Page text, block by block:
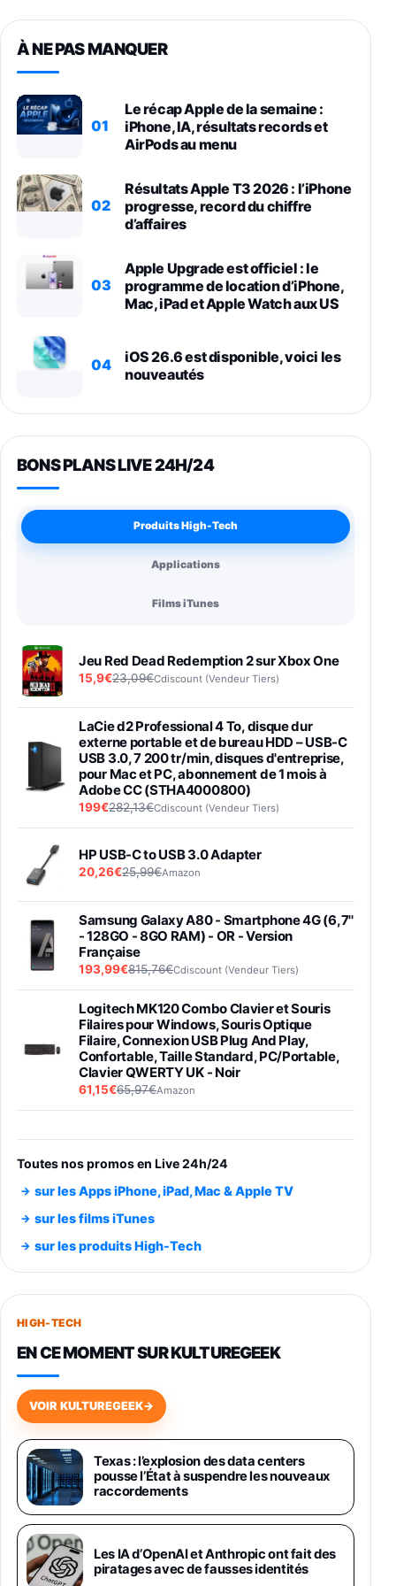
À NE PAS MANQUER
01
Le récap Apple de la semaine :
iPhone, IA, résultats records et
AirPods au menu
02
Résultats Apple T3 2026 : l’iPhone
progresse, record du chiffre
d’affaires
03
Apple Upgrade est officiel : le
programme de location d’iPhone,
Mac, iPad et Apple Watch aux US
04
iOS 26.6 est disponible, voici les
nouveautés
BONS PLANS LIVE 24H/24
Produits High-Tech
Applications
Films iTunes
Jeu Red Dead Redemption 2 sur Xbox One
15,9€23,09€Cdiscount (Vendeur Tiers)
LaCie d2 Professional 4 To, disque dur
externe portable et de bureau HDD – USB-C
USB 3.0, 7 200 tr/min, disques d'entreprise,
pour Mac et PC, abonnement de 1 mois à
Adobe CC (STHA4000800)
199€282,13€Cdiscount (Vendeur Tiers)
HP USB-C to USB 3.0 Adapter
20,26€25,99€Amazon
Samsung Galaxy A80 - Smartphone 4G (6,7''
- 128GO - 8GO RAM) - OR - Version
Française
193,99€815,76€Cdiscount (Vendeur Tiers)
Logitech MK120 Combo Clavier et Souris
Filaires pour Windows, Souris Optique
Filaire, Connexion USB Plug And Play,
Confortable, Taille Standard, PC/Portable,
Clavier QWERTY UK - Noir
61,15€65,97€Amazon
entraénement direct 3 vitesses (33-45-78
trs/min) avec pre-ampli intégré et port USB
Smartphone SAMSUNG Galaxy S26 Ultra
891,99€1199€Fnac (Vendeur Tiers)
Smartphone SAMSUNG Galaxy S26+ Violet
749,99€
648,63€834,71€
Samsung Galaxy Miracle Ultra, Smartphone
Android 5G avec Galaxy AI, 512 Go,
Chargeur Secteur Rapide 25W Inclus,
Smartphone déverrouillé, Noir, Version FR
1019€
Galaxy S26 Ultra 512 Go Bleu
1019€1399€Fnac (Vendeur Tiers)
Toutes nos promos en Live 24h/24
sur les Apps iPhone, iPad, Mac & Apple TV
sur les films iTunes
sur les produits High-Tech
HIGH-TECH
EN CE MOMENT SUR KULTUREGEEK
VOIR KULTUREGEEK→
Texas : l’explosion des data centers
pousse l’État à suspendre les nouveaux
raccordements
Les IA d’OpenAI et Anthropic ont fait des
piratages avec de fausses identités